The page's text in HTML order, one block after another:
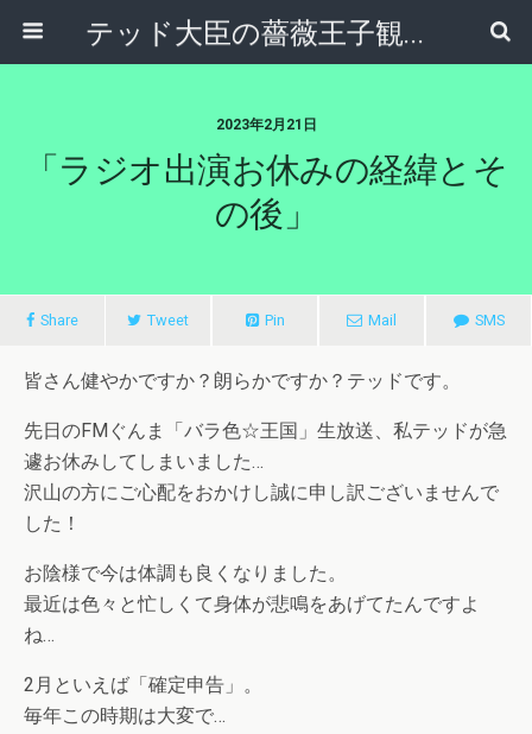
テッド大臣の薔薇王子観察日記
2023年2月21日
「ラジオ出演お休みの経緯とそ
の後」
Share Tweet Pin Mail SMS
皆さん健やかですか？朗らかですか？テッドです。
先日のFMぐんま「バラ色☆王国」生放送、私テッドが急
遽お休みしてしまいました…
沢山の方にご心配をおかけし誠に申し訳ございませんで
した！
お陰様で今は体調も良くなりました。
最近は色々と忙しくて身体が悲鳴をあげてたんですよ
ね…
2月といえば「確定申告」。
毎年この時期は大変で…